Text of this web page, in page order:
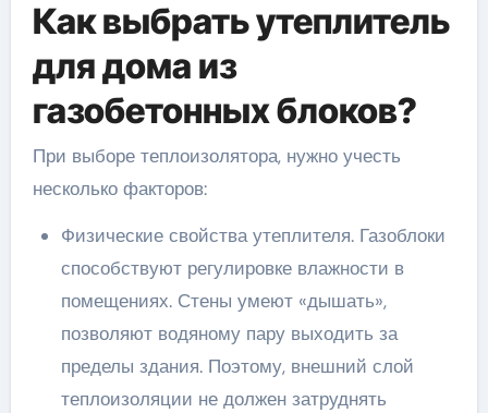
Как выбрать утеплитель
для дома из
газобетонных блоков?
При выборе теплоизолятора, нужно учесть
несколько факторов:
Физические свойства утеплителя. Газоблоки
способствуют регулировке влажности в
помещениях. Стены умеют «дышать»,
позволяют водяному пару выходить за
пределы здания. Поэтому, внешний слой
теплоизоляции не должен затруднять